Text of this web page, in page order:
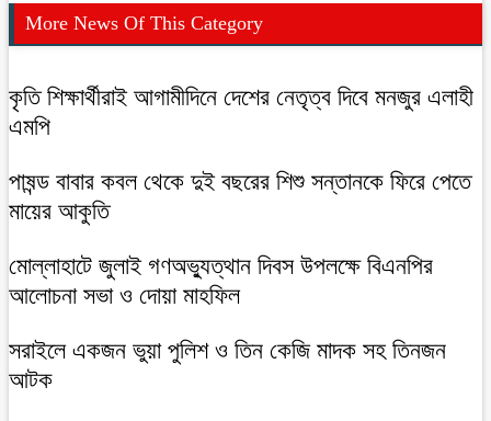
More News Of This Category
কৃতি শিক্ষার্থীরাই আগামীদিনে দেশের নেতৃত্ব দিবে মনজুর এলাহী
এমপি
পাষন্ড বাবার কবল থেকে দুই বছরের শিশু সন্তানকে ফিরে পেতে
মায়ের আকুতি
মোল্লাহাটে জুলাই গণঅভ্যুত্থান দিবস উপলক্ষে বিএনপির
আলোচনা সভা ও দোয়া মাহফিল
সরাইলে একজন ভুয়া পুলিশ ও তিন কেজি মাদক সহ তিনজন
আটক